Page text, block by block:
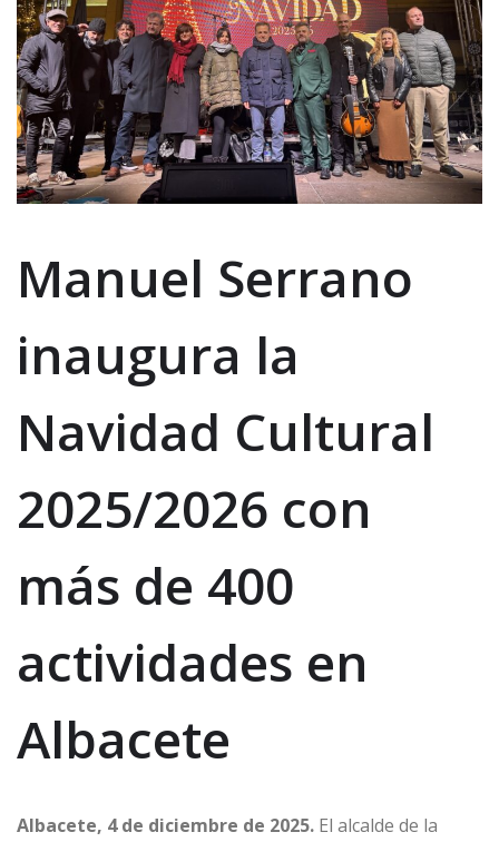
Manuel Serrano
inaugura la
Navidad Cultural
2025/2026 con
más de 400
actividades en
Albacete
Albacete, 4 de diciembre de 2025. El alcalde de la